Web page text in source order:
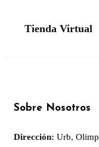
Tienda Virtual
Sobre Nosotros
Dirección: Urb,